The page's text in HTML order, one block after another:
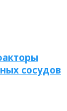
сосудов